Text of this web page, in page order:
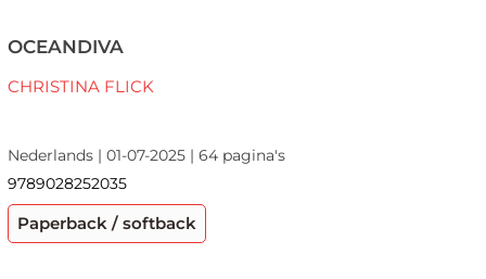
OCEANDIVA
CHRISTINA FLICK
Nederlands | 01-07-2025 | 64 pagina's
9789028252035
Paperback / softback